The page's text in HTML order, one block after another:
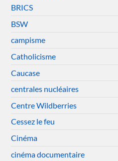
BRICS
BSW
campisme
Catholicisme
Caucase
centrales nucléaires
Centre Wildberries
Cessez le feu
Cinéma
cinéma documentaire